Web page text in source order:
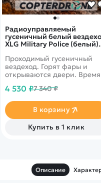
Радиоуправляемый
гусеничный белый
XLG Military Police (белый)
G2061-WHITE
Проходимый гусеничный
вездеход. Горят фары и
открываются двери. Время
4 530 ₽7 340 ₽
В корзину
Купить в 1 клик
Описание